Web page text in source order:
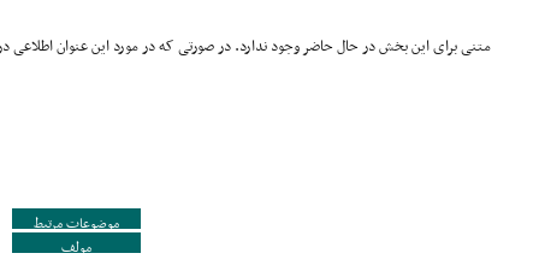
متنی برای این بخش در حال حاضر وجود ندارد. در صورتی که در مورد این عنوان اطلاعی
موضوعات مرتبط
مولف